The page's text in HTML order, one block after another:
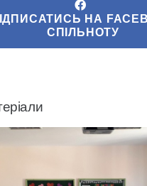
НА
СПІЛЬНОТУ